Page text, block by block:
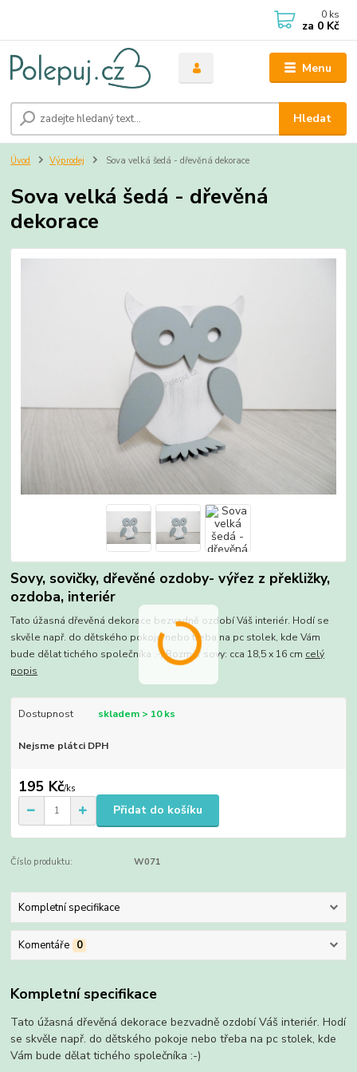
Menu
Hledat
0 ks
za 0 Kč
Úvod Výprodej Sova velká šedá - dřevěná dekorace
Sova velká šedá - dřevěná
dekorace
Sovy, sovičky, dřevěné ozdoby- výřez z překližky,
ozdoba, interiér
Tato úžasná dřevěná dekorace bezvadně ozdobí Váš interiér. Hodí se
skvěle např. do dětského pokoje nebo třeba na pc stolek, kde Vám
bude dělat tichého společníka :-) Rozměr sovy: cca 18,5 x 16 cm celý
popis
Dostupnost skladem > 10 ks
Nejsme plátci DPH
195 Kč/ks
Přidat do košíku
Číslo produktu: W071
Kompletní specifikace
Komentáře 0
Kompletní specifikace
Tato úžasná dřevěná dekorace bezvadně ozdobí Váš interiér. Hodí
se skvěle např. do dětského pokoje nebo třeba na pc stolek, kde
Vám bude dělat tichého společníka :-)